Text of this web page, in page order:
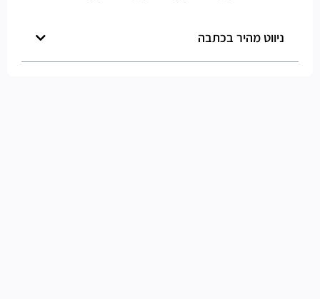
ניווט מהיר בכתבה